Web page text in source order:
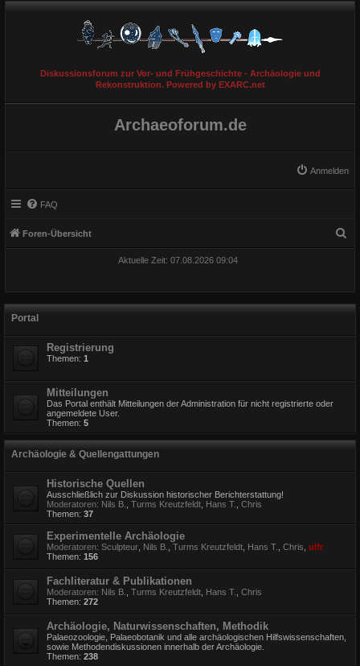
Diskussionsforum zur Vor- und Frühgeschichte - Archäologie und
Rekonstruktion. Powered by EXARC.net
Archaeoforum.de
Anmelden
FAQ
Foren-Übersicht
Aktuelle Zeit: 07.08.2026 09:04
Portal
Registrierung
Themen: 1
Mitteilungen
Das Portal enthält Mitteilungen der Administration für nicht registrierte oder
angemeldete User.
Themen: 5
Archäologie & Quellengattungen
Historische Quellen
Ausschließlich zur Diskussion historischer Berichterstattung!
Moderatoren: Nils B. Turms Kreutzfeldt Hans T.
Chris
Themen: 37
Experimentelle Archäologie
Moderatoren: Sculpteur Nils B. Turms Kreutzfeldt Hans T. Chris ulfr
Themen: 156
Fachliteratur & Publikationen
Moderatoren: Nils B. Turms Kreutzfeldt Hans T.
Chris
Themen: 272
Archäologie, Naturwissenschaften, Methodik
Palaeozoologie, Palaeobotanik und alle archäologischen Hilfswissenschaften,
sowie Methodendiskussionen innerhalb der Archäologie.
Themen: 238